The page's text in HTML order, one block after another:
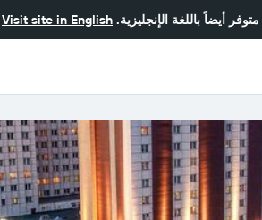
متوفر أيضاً باللغة الإنجليزية. Visit site in English